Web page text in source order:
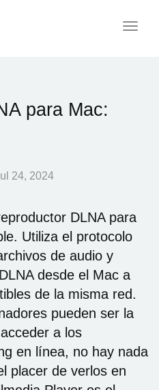
Toggle
para Mac:
24, 2024
DLNA para
. Utiliza el protocolo
de audio y
desde el Mac a
de la misma red.
pueden ser la
a los
en línea, no hay nada
placer de verlos en